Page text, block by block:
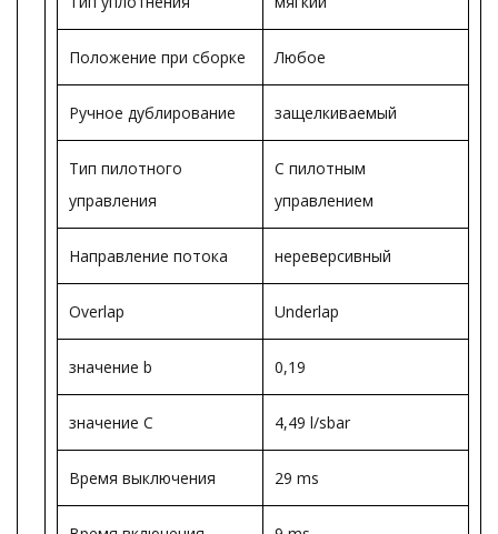
Положение при сборке Любое
Ручное дублирование защелкиваемый
Тип пилотного
управления
С пилотным
управлением
Направление потока нереверсивный
Overlap Underlap
значение b 0,19
значение С 4,49 l/sbar
Время выключения 29 ms